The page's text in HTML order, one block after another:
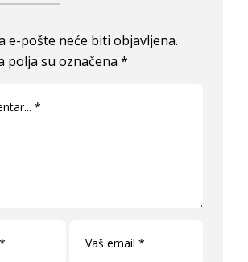
e-pošte neće biti objavljena.
polja su označena*